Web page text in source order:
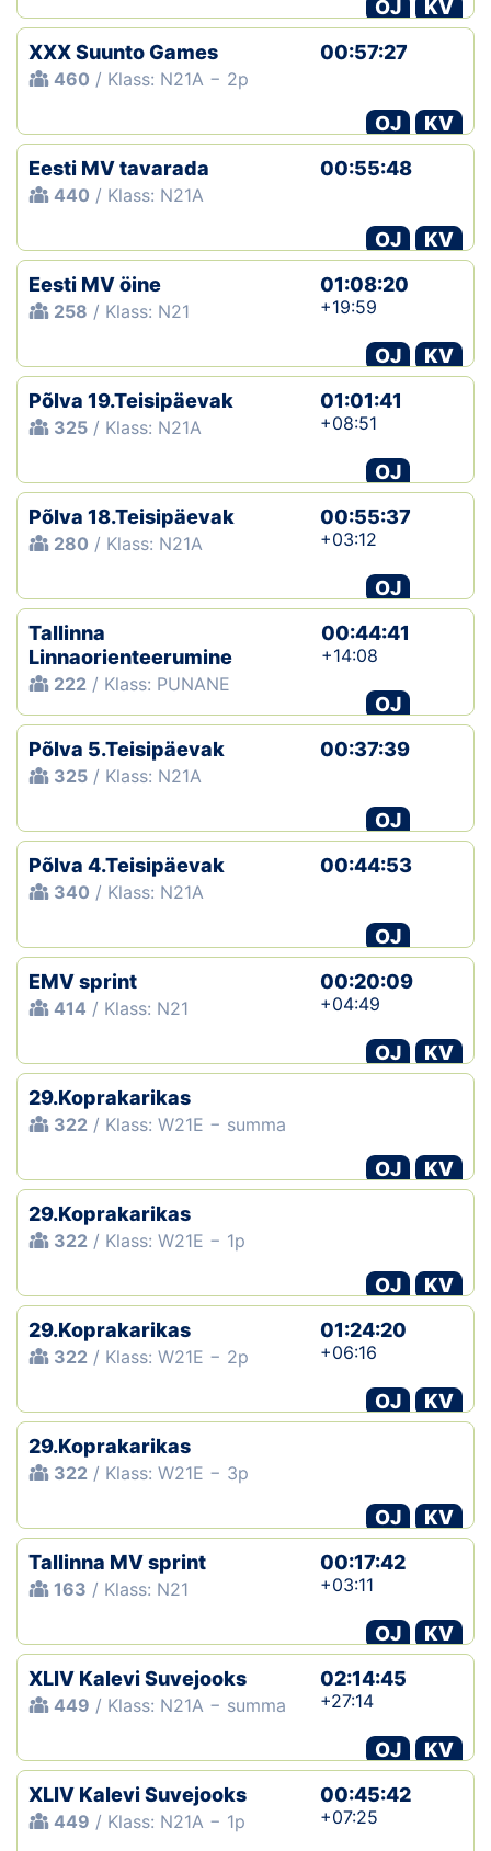
OJ
KV
XXX Suunto Games
460 / Klass: N21A − 2p
00:57:27
OJ
KV
Eesti MV tavarada
440 / Klass: N21A
00:55:48
OJ
KV
Eesti MV öine
258 / Klass: N21
01:08:20
+19:59
OJ
KV
Põlva 19.Teisipäevak
325 / Klass: N21A
01:01:41
+08:51
OJ
Põlva 18.Teisipäevak
280 / Klass: N21A
00:55:37
+03:12
OJ
Tallinna
Linnaorienteerumine
222 / Klass: PUNANE
00:44:41
+14:08
OJ
Põlva 5.Teisipäevak
325 / Klass: N21A
00:37:39
OJ
Põlva 4.Teisipäevak
340 / Klass: N21A
00:44:53
OJ
EMV sprint
414 / Klass: N21
00:20:09
+04:49
OJ
KV
29.Koprakarikas
322 / Klass: W21E − summa
OJ
KV
29.Koprakarikas
322 / Klass: W21E − 1p
OJ
KV
29.Koprakarikas
322 / Klass: W21E − 2p
01:24:20
+06:16
OJ
KV
29.Koprakarikas
322 / Klass: W21E − 3p
OJ
KV
Tallinna MV sprint
163 / Klass: N21
00:17:42
+03:11
OJ
KV
XLIV Kalevi Suvejooks
449 / Klass: N21A − summa
02:14:45
+27:14
OJ
KV
XLIV Kalevi Suvejooks
449 / Klass: N21A − 1p
00:45:42
+07:25